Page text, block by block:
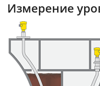
Измерение